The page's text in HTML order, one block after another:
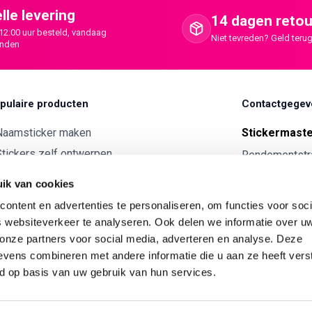
van cookies
en advertenties te personaliseren, om functies voor
websiteverkeer te analyseren. Ook delen we informatie over
partners voor social media, adverteren en analyse. Deze
combineren met andere informatie die u aan ze heeft
op basis van uw gebruik van hun services.
levering
uur besteld, vandaag
14 dagen
Niet tevreden? Geld
producten
maken
zelf ontwerpen
je eigen kunststof tekst
maken
je eigen Vilt tekst
je eigen rally naam sticker
KVK:71793437
BTW nr: